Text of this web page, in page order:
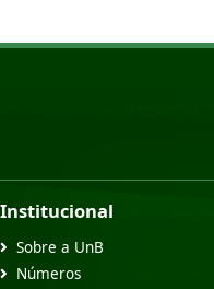
Institucional
Sobre a UnB
Números